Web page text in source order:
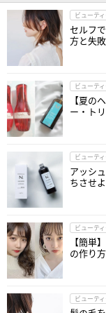
ビューテ
セルフ
方と失
ビューテ
【夏の
ー・ト
ビューテ
アッシ
ちさせ
ビューテ
【簡単
の作り方
ビューテ